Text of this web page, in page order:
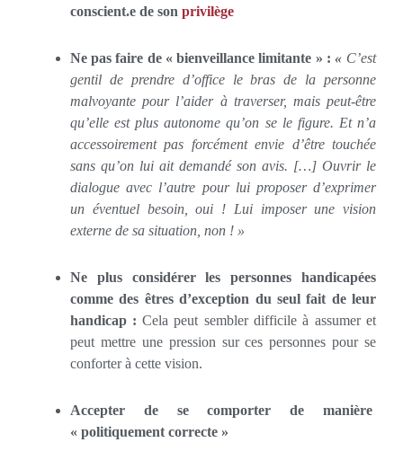
conscient.e de son privilège
Ne pas faire de « bienveillance limitante » : « C’est
gentil de prendre d’office le bras de la personne
malvoyante pour l’aider à traverser, mais peut-être
qu’elle est plus autonome qu’on se le figure. Et n’a
accessoirement pas forcément envie d’être touchée
sans qu’on lui ait demandé son avis. […] Ouvrir le
dialogue avec l’autre pour lui proposer d’exprimer
un éventuel besoin, oui ! Lui imposer une vision
externe de sa situation, non ! »
Ne plus considérer les personnes handicapées
comme des êtres d’exception du seul fait de leur
handicap : Cela peut sembler difficile à assumer et
peut mettre une pression sur ces personnes pour se
conforter à cette vision.
Accepter de se comporter de manière
« politiquement correcte »​